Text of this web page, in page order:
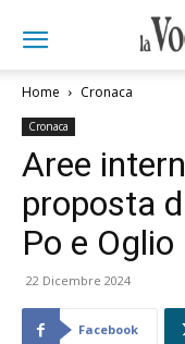
Home Cronaca
Cronaca
Aree
proposta
Po e
22 Dicembre 2024
Facebook